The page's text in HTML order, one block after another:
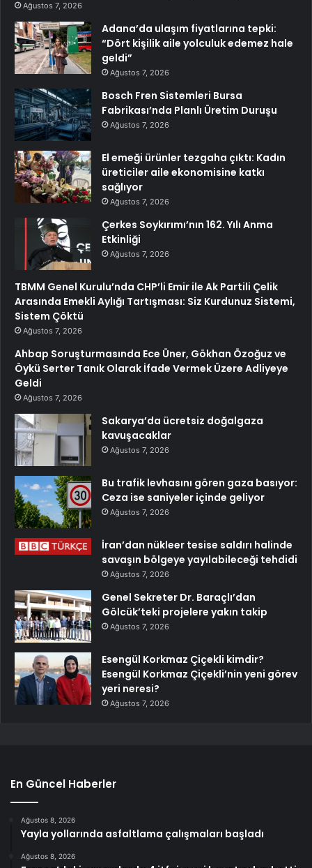
Ağustos 7, 2026
Adana’da ulaşım fiyatlarına tepki:
“Dört kişilik aile yolculuk edemez hale
geldi”
Ağustos 7, 2026
Bosch Fren Sistemleri Bursa
Fabrikası’nda Planlı Üretim Duruşu
Ağustos 7, 2026
El emeği ürünler tezgaha çıktı: Kadın
üreticiler aile ekonomisine katkı
sağlıyor
Ağustos 7, 2026
Çerkes Soykırımı’nın 162. Yılı Anma
Etkinliği
Ağustos 7, 2026
TBMM Genel Kurulu’nda CHP’li Emir ile Ak Partili Çelik
Arasında Emekli Aylığı Tartışması: Siz Kurdunuz Sistemi,
Sistem Çöktü
Ağustos 7, 2026
Ahbap Soruşturmasında Ece Üner, Gökhan Özoğuz ve
Öykü Serter Tanık Olarak İfade Vermek Üzere Adliyeye
Geldi
Ağustos 7, 2026
Sakarya’da ücretsiz doğalgaza
kavuşacaklar
Ağustos 7, 2026
Bu trafik levhasını gören gaza basıyor:
Ceza ise saniyeler içinde geliyor
Ağustos 7, 2026
İran’dan nükleer tesise saldırı halinde
savaşın bölgeye yayılabileceği tehdidi
Ağustos 7, 2026
Genel Sekreter Dr. Baraçlı’dan
Gölcük’teki projelere yakın takip
Ağustos 7, 2026
Esengül Korkmaz Çiçekli kimdir?
Esengül Korkmaz Çiçekli’nin yeni görev
yeri neresi?
Ağustos 7, 2026
En Güncel Haberler
Ağustos 8, 2026
Yayla yollarında asfaltlama çalışmaları başladı
Ağustos 8, 2026